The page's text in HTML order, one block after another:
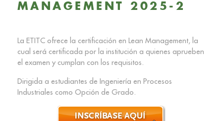
MANAGEMENT 2025-2
La ETITC ofrece la certificación en Lean Management, la
cual será certificada por la institución a quienes aprueben
el examen y cumplan con los requisitos.
Dirigida a estudiantes de Ingeniería en Procesos
Industriales como Opción de Grado.